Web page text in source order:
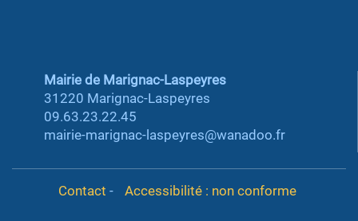
Mairie de Marignac-Laspeyres
31220 Marignac-Laspeyres
09.63.23.22.45
mairie-marignac-laspeyres@wanadoo.fr
Contact - Accessibilité : non conforme